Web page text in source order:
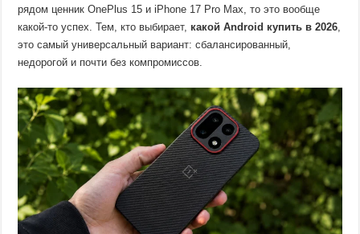
рядом ценник OnePlus 15 и iPhone 17 Pro Max, то это вообще
какой-то успех. Тем, кто выбирает, какой Android купить в 2026,
это самый универсальный вариант: сбалансированный,
недорогой и почти без компромиссов.